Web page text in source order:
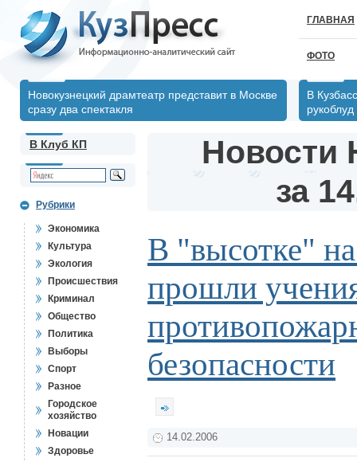
ГЛАВНАЯ
ФОТО
Новокузнецкий драмтеатр представит в Москве
сразу два спектакля
В
рукоблуд
В Клуб КП
Рубрики
Экономика
Культура
Экология
Происшествия
Криминал
Общество
Политика
Выборы
Спорт
Разное
Городское
хозяйство
Новации
Здоровье
Новости
за
В "высотке"
прошли
безопасности
14.02.2006